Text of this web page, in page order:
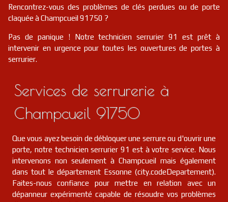
Rencontrez-vous des problèmes de clés perdues ou de porte
claquée à Champcueil 91750 ?
Pas de panique ! Notre technicien serrurier 91 est prêt à
intervenir en urgence pour toutes les ouvertures de portes à
serrurier.
Services de serrurerie à
Champcueil 91750
Que vous ayez besoin de débloquer une serrure ou d'ouvrir une
porte, notre technicien serrurier 91 est à votre service. Nous
intervenons non seulement à Champcueil mais également
dans tout le département Essonne (city.codeDepartement).
Faites-nous confiance pour mettre en relation avec un
dépanneur expérimenté capable de résoudre vos problèmes